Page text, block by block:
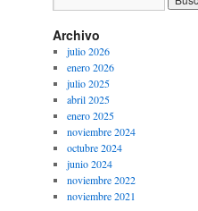
Archivo
julio 2026
enero 2026
julio 2025
abril 2025
enero 2025
noviembre 2024
octubre 2024
junio 2024
noviembre 2022
noviembre 2021